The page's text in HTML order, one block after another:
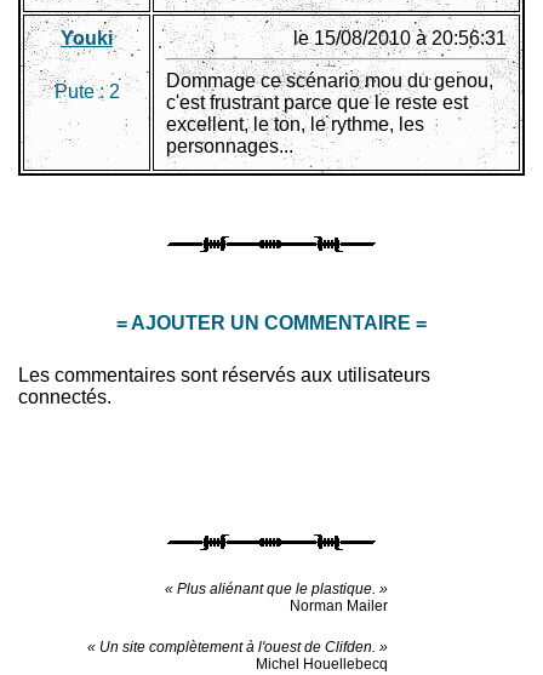
Youki
Pute :2
le 15/08/2010 à 20:56:31
Dommage ce scénario mou du genou,
c'est frustrant parce que le reste est
excellent, le ton, le rythme, les
personnages...
= AJOUTER UN COMMENTAIRE =
Les commentaires sont réservés aux utilisateurs
connectés.
« Plus aliénant que le plastique. »
Norman Mailer
« Un site complètement à l'ouest de Clifden. »
Michel Houellebecq